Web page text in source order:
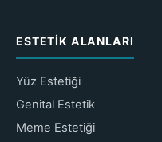
ESTETIK ALANLARI
Yüz Estetiği
Genital Estetik
Meme Estetiği